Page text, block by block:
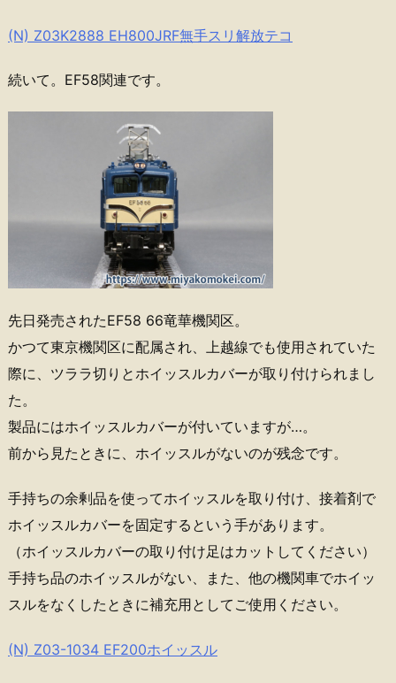
(N) Z03K2888 EH800JRF無手スリ解放テコ
続いて。EF58関連です。
先日発売されたEF58 66竜華機関区。
かつて東京機関区に配属され、上越線でも使用されていた
際に、ツララ切りとホイッスルカバーが取り付けられまし
た。
製品にはホイッスルカバーが付いていますが…。
前から見たときに、ホイッスルがないのが残念です。
手持ちの余剰品を使ってホイッスルを取り付け、接着剤で
ホイッスルカバーを固定するという手があります。
（ホイッスルカバーの取り付け足はカットしてください）
手持ち品のホイッスルがない、また、他の機関車でホイッ
スルをなくしたときに補充用としてご使用ください。
(N) Z03-1034 EF200ホイッスル